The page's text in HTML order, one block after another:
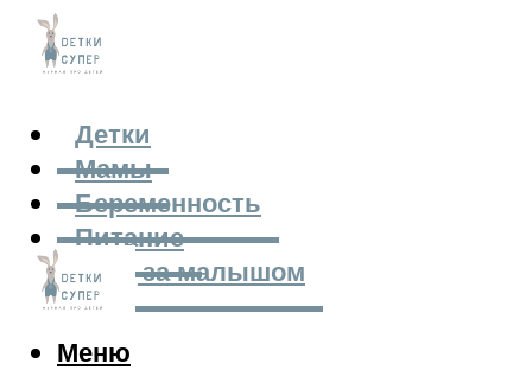
Детки
Мамы
Беременность
Питание
Уход за малышом
Меню